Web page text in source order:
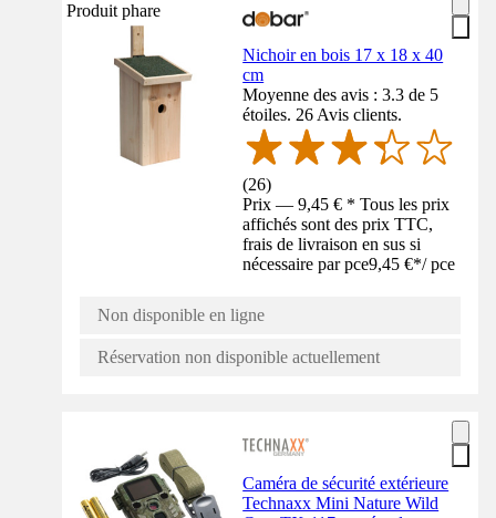
Produit phare
Nichoir en bois 17 x 18 x 40
cm
Moyenne des avis : 3.3 de 5
étoiles. 26 Avis clients.
(26)
Prix — 9,45 € * Tous les prix
affichés sont des prix TTC,
frais de livraison en sus si
nécessaire par pce9,45 €*/ pce
Non disponible en ligne
Réservation non disponible actuellement
Caméra de sécurité extérieure
Technaxx Mini Nature Wild